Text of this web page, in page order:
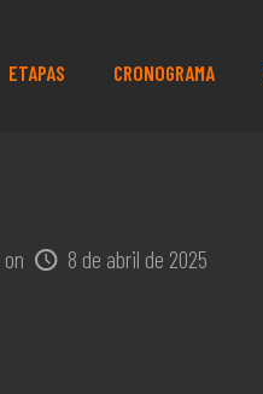
ETAPAS CRONOGRAMA
on 8 de abril de 2025